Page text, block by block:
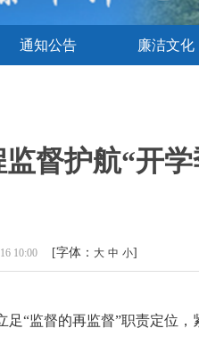
通知公告 廉洁文化
督护航“开学
10:00 [字体： 大 中 小]
“监督的再监督”职责定位